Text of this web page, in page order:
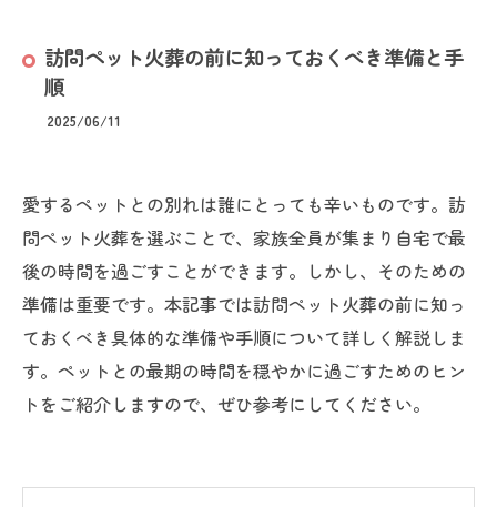
訪問ペット火葬の前に知っておくべき準備と手
順
2025/06/11
愛するペットとの別れは誰にとっても辛いものです。訪
問ペット火葬を選ぶことで、家族全員が集まり自宅で最
後の時間を過ごすことができます。しかし、そのための
準備は重要です。本記事では訪問ペット火葬の前に知っ
ておくべき具体的な準備や手順について詳しく解説しま
す。ペットとの最期の時間を穏やかに過ごすためのヒン
トをご紹介しますので、ぜひ参考にしてください。